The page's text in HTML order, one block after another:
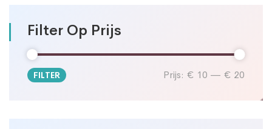
Filter Op Prijs
Min.
Max.
FILTER Prijs: € 10 — € 20